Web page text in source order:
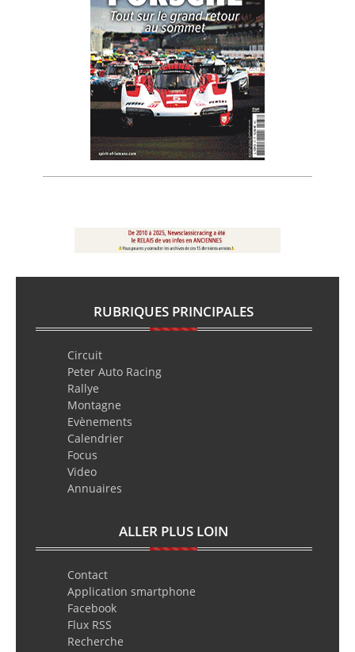
RUBRIQUES PRINCIPALES
Circuit
Peter Auto Racing
Rallye
Montagne
Evènements
Calendrier
Focus
Video
Annuaires
ALLER PLUS LOIN
Contact
Application smartphone
Facebook
Flux RSS
Recherche